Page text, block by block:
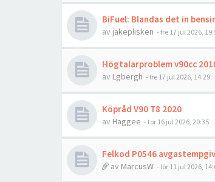
BiFuel: Blandas det in
av jakeplisken - fre 17 jul 2026,
Högtalarproblem v90cc
av Lgbergh - fre 17 jul 2026, 14:29
Köpråd V90 T8 2020
av Haggee - tor 16 jul 2026, 20:35
Felkod P0546
av MarcusW - lör 11 jul 2026,